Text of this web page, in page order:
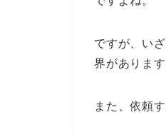
ですが、い
界があります
また、依頼